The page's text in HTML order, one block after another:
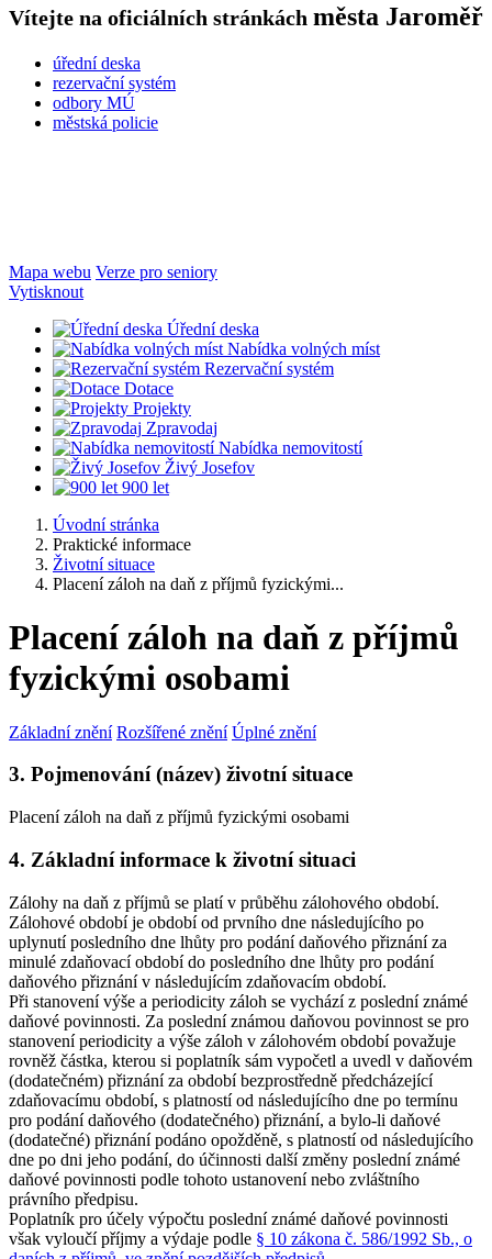
Vítejte na oficiálních stránkách města Jaroměř
úřední deska
rezervační systém
odbory MÚ
městská policie
Mapa webu Verze pro seniory
Vytisknout
Úřední deska
Nabídka volných míst
Rezervační systém
Dotace
Projekty
Zpravodaj
Nabídka nemovitostí
Živý Josefov
900 let
Úvodní stránka
Praktické informace
Životní situace
Placení záloh na daň z příjmů fyzickými...
Placení záloh na daň z příjmů
fyzickými osobami
Základní znění Rozšířené znění Úplné znění
3. Pojmenování (název) životní situace
Placení záloh na daň z příjmů fyzickými osobami
4. Základní informace k životní situaci
Zálohy na daň z příjmů se platí v průběhu zálohového období.
Zálohové období je období od prvního dne následujícího po
uplynutí posledního dne lhůty pro podání daňového přiznání za
minulé zdaňovací období do posledního dne lhůty pro podání
daňového přiznání v následujícím zdaňovacím období.
Při stanovení výše a periodicity záloh se vychází z poslední známé
daňové povinnosti. Za poslední známou daňovou povinnost se pro
stanovení periodicity a výše záloh v zálohovém období považuje
rovněž částka, kterou si poplatník sám vypočetl a uvedl v daňovém
(dodatečném) přiznání za období bezprostředně předcházející
zdaňovacímu období, s platností od následujícího dne po termínu
pro podání daňového (dodatečného) přiznání, a bylo-li daňové
(dodatečné) přiznání podáno opožděně, s platností od následujícího
dne po dni jeho podání, do účinnosti další změny poslední známé
daňové povinnosti podle tohoto ustanovení nebo zvláštního
právního předpisu.
Poplatník pro účely výpočtu poslední známé daňové povinnosti
však vyloučí příjmy a výdaje podle § 10 zákona č. 586/1992 Sb., o